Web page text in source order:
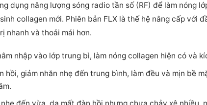
dụng năng lượng sóng radio tần số (RF) để làm nóng
collagen mới. Phiên bản FLX là thế hệ nâng cấp với
nhanh và thoải mái hơn.
nhập vào lớp trung bì, làm nóng collagen hiện có và
hồi, giảm nhăn nhẹ đến trung bình, làm đều và mịn bề